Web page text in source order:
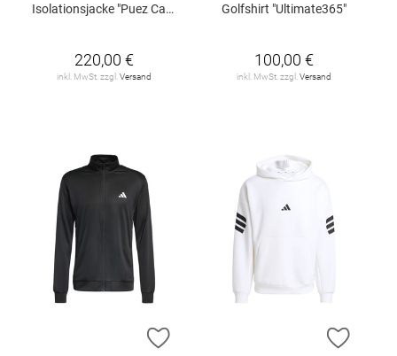
Isolationsjacke "Puez Catinaccio 2"
220,00 €
inkl. MwSt. zzgl. Versand
Golfshirt "Ultimate365"
100,00 €
inkl. MwSt. zzgl. Versand
ZUR WUNSCHLISTE HINZUFÜGEN
ZUR